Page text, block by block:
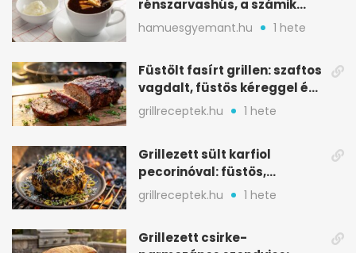
rénszarvashús, a számik
melegítő itala
hamuesgyemant.hu 1 hete
Füstölt fasírt grillen: szaftos
vagdalt, füstös kéreggel és
BBQ mázzal
grillreceptek.hu 1 hete
Grillezett sült karfiol
pecorinóval: füstös,
karamellizált nyári kedvenc
grillreceptek.hu 1 hete
Grillezett csirke-